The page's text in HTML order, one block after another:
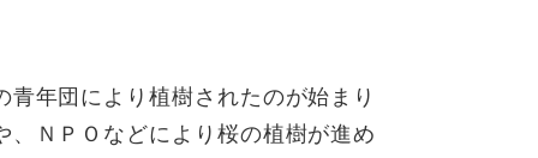
年団により植樹されたのが始まり
ＮＰＯなどにより桜の植樹が進め